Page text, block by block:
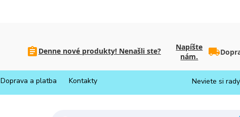
Denne nové produkty! Nenašli ste?
Napíšte
nám.
Doprava a platba Kontakty Neviete si